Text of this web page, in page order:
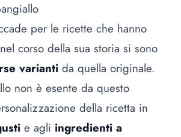
per le ricette che hanno
corso della sua storia si sono
varianti da quella originale.
non è esente da questo
della ricetta in
e agli ingredienti a